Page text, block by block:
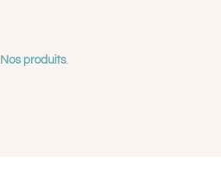
Nos produits.